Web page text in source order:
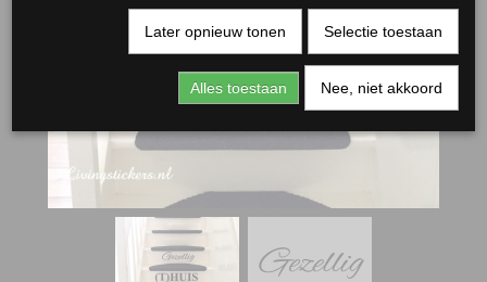
Later opnieuw tonen Selectie toestaan
Alles toestaan Nee, niet akkoord